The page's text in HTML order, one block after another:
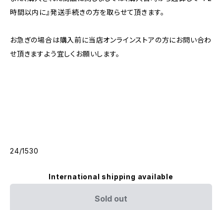
時間以内に』発送手続きの方を取らせて頂きます。
お急ぎの場合は購入前に当店オンラインストアの方にお問い合わ
せ頂きますよう宜しくお願いします。
24/1530
International shipping available
Sold out